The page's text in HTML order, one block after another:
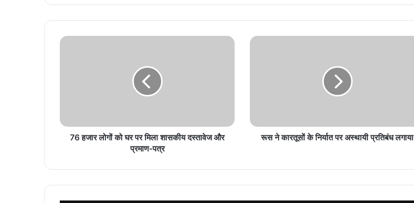
76 हजार लोगों को घर पर मिला शासकीय दस्तावेज और
प्रमाण-पत्र
रूस ने कारतूसों के निर्यात पर अस्थायी प्रतिबंध लगाया